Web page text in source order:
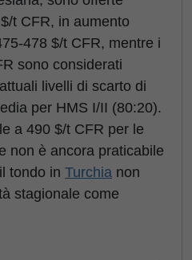
t CFR, in aumento
478 $/t CFR, mentre i
sono considerati
livelli di scarto di
per HMS I/II (80:20).
a 490 $/t CFR per le
non è ancora praticabile
tondo in Turchia non
stagionale come